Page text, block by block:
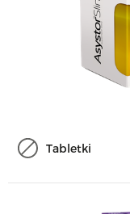
Tabletki